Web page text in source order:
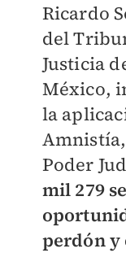
Ricardo
del
Justicia
México,
la
Poder
mil 279
perdón y